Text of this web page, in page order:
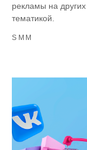
рекламы на
тематикой.
SMM